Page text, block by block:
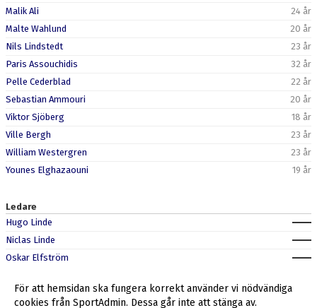
Malik Ali
24 år
Malte Wahlund
20 år
Nils Lindstedt
23 år
Paris Assouchidis
32 år
Pelle Cederblad
22 år
Sebastian Ammouri
20 år
Viktor Sjöberg
18 år
Ville Bergh
23 år
William Westergren
23 år
Younes Elghazaouni
19 år
Ledare
Hugo Linde
Niclas Linde
Oskar Elfström
Pontus Gustafsson
För att hemsidan ska fungera korrekt använder vi nödvändiga
cookies från SportAdmin. Dessa går inte att stänga av.